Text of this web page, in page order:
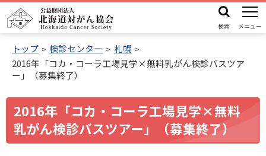
文
ュ
益
財
団
人
北
海
道
メ
ュ
検索 メニュー
トップ 検診センター
札幌
2016年「コカ・コーラ工場見学×無料乳がん検診バスツア
ー」（募集終了）
2016年「コカ・コーラ工場見学×無料
乳がん検診バスツアー」（募集終了）